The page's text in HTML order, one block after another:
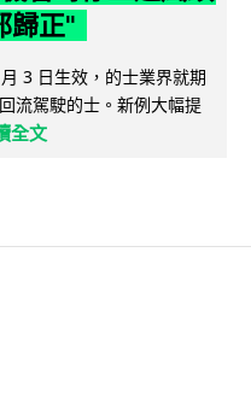
歸正"
3 日生效，的士業界就期
流駕駛的士。新例大幅提
全文